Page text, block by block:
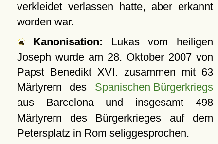
verkleidet verlassen hatte, aber erkannt
worden war.
Kanonisation: Lukas vom heiligen
Joseph wurde am 28. Oktober 2007von
Papst Benedikt XVI. zusammen mit 63
Märtyrern des Spanischen Bürgerkriegs
aus Barcelonaund insgesamt 498
Märtyrern des Bürgerkrieges auf dem
Petersplatz in Rom seliggesprochen.